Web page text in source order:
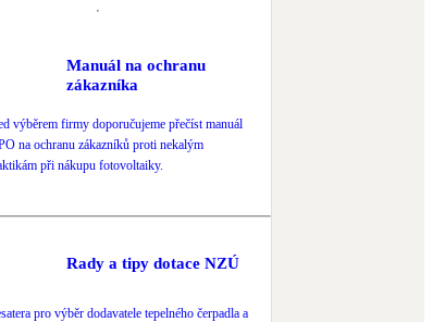
Manuál na ochranu
zákazníka
výběrem firmy doporučujeme přečíst manuál
na ochranu zákazníků proti nekalým
při nákupu fotovoltaiky.
Rady a tipy dotace NZÚ
pro výběr dodavatele tepelného čerpadla a